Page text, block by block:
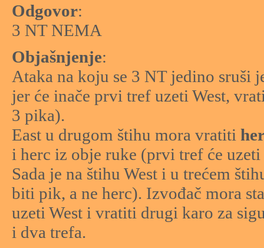
Odgovor:
3 NT NEMA
Objašnjenje:
Ataka na koju se 3 NT jedino sruši
jer će inače prvi tref uzeti West,
3 pika).
East u drugom štihu mora vratiti
i herc iz obje ruke (prvi tref će
Sada je na štihu West i u trećem
biti pik, a ne herc). Izvođač mora
uzeti West i vratiti drugi karo za
i dva trefa.